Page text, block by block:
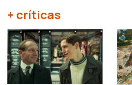
+ críticas